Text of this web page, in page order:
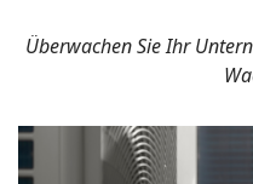
Überwachen Sie Ihr